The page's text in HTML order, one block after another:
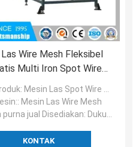
detik
Wire Mesh Fleksibel
Multi Iron Spot Wire
Mesh Welder
: Mesin Las Spot Wire Mesh Otomatis Tukang Las Spot Wire Mesh Multi Besi
: Mesin Las Wire Mesh
purna jual Disediakan: Dukungan teknis video
KONTAK